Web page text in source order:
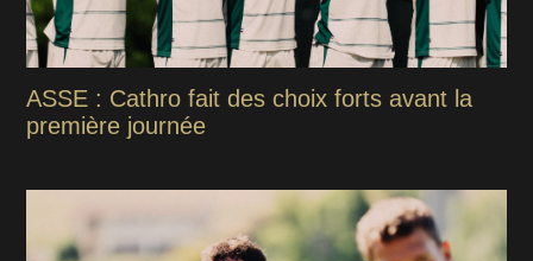
ASSE : Cathro fait des choix forts avant la
première journée